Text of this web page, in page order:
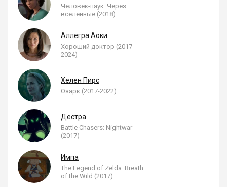
Человек-паук: Через
вселенные (2018)
Аллегра Аоки
Хороший доктор (2017-
2024)
Хелен Пирс
Озарк (2017-2022)
Дестра
Battle Chasers: Nightwar
(2017)
Импа
The Legend of Zelda: Breath
of the Wild (2017)